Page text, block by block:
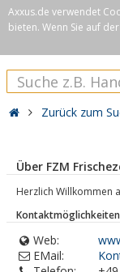
Axxus.de verwendet
bieten. Wenn Sie auf
Zurück zum
Über FZM
Herzlich Willkommen
Web:
EMail: